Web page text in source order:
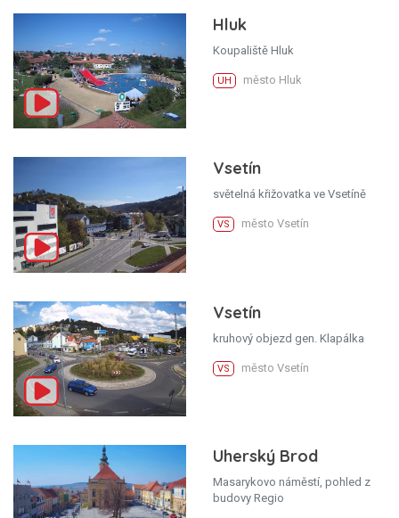
Hluk
Koupaliště Hluk
UH město Hluk
Vsetín
světelná křižovatka ve Vsetíně
VS město Vsetín
Vsetín
kruhový objezd gen. Klapálka
VS město Vsetín
Uherský Brod
Masarykovo náměstí, pohled z
budovy Regio